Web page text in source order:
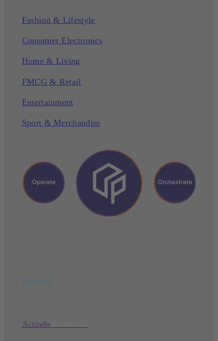
Fashion & Lifestyle
Consumer Electronics
Home & Living
FMCG & Retail
Entertainment
Sport & Merchandise
Actindo